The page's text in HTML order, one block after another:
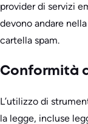
provider di servizi
devono andare
cartella spam.
Conformità
L’utilizzo di
la legge, incluse